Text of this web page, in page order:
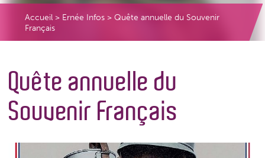
Accueil > Ernée Infos > Quête annuelle du Souvenir
Français
Quête annuelle du
Souvenir Français